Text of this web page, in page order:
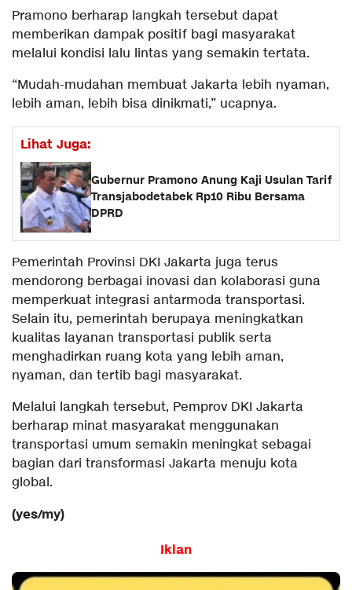
Pramono berharap langkah tersebut dapat
memberikan dampak positif bagi masyarakat
melalui kondisi lalu lintas yang semakin tertata.
“Mudah-mudahan membuat Jakarta lebih nyaman,
lebih aman, lebih bisa dinikmati,” ucapnya.
Lihat Juga:
Gubernur Pramono Anung Kaji Usulan Tarif
Transjabodetabek Rp10 Ribu Bersama
DPRD
Pemerintah Provinsi DKI Jakarta juga terus
mendorong berbagai inovasi dan kolaborasi guna
memperkuat integrasi antarmoda transportasi.
Selain itu, pemerintah berupaya meningkatkan
kualitas layanan transportasi publik serta
menghadirkan ruang kota yang lebih aman,
nyaman, dan tertib bagi masyarakat.
Melalui langkah tersebut, Pemprov DKI Jakarta
berharap minat masyarakat menggunakan
transportasi umum semakin meningkat sebagai
bagian dari transformasi Jakarta menuju kota
global.
(yes/my)
Iklan